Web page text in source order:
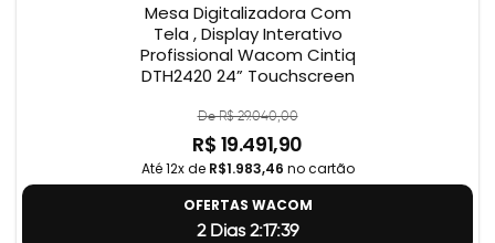
Mesa Digitalizadora Com
Tela , Display Interativo
Profissional Wacom Cintiq
DTH2420 24” Touchscreen
De R$ 29.040,00
R$ 19.491,90
Até 12x de R$1.983,46 no cartão
OFERTAS WACOM
2 Dias 2:17:38